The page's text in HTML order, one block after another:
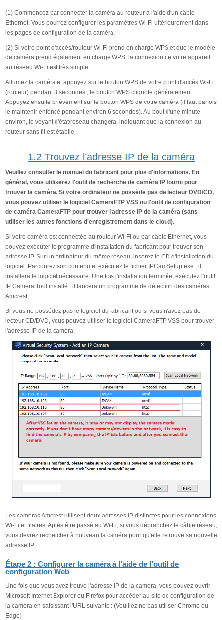
(1) Commencez par connecter la caméra au routeur à l'aide d'un câble
Ethernet. Vous pourrez configurer les paramètres Wi-Fi ultérieurement dans
les pages de configuration de la caméra.
(2) Si votre point d'accès/routeur Wi-Fi prend en charge WPS et que le modèle
de caméra prend également en charge WPS, la connexion de votre appareil
au réseau Wi-Fi est très simple:
Allumez la caméra et appuyez sur le bouton WPS de votre point d'accès Wi-Fi
(routeur) pendant 3 secondes ; le bouton WPS clignote généralement.
Appuyez ensuite brièvement sur le bouton WPS de votre caméra (il faut parfois
le maintenir enfoncé pendant environ 6 secondes). Au bout d'une minute
environ, le voyant d'état/réseau changera, indiquant que la connexion au
routeur sans fil est établie.
1.2 Trouvez l'adresse IP de la caméra
Veuillez consulter le manuel du fabricant pour plus d'informations. En
général, vous utiliserez l'outil de recherche de caméra IP fourni pour
trouver la caméra. Si votre ordinateur ne possède pas de lecteur DVD/CD,
vous pouvez utiliser le logiciel CameraFTP VSS ou l'outil de configuration
de caméra CameraFTP pour trouver l'adresse IP de la caméra (sans
utiliser les autres fonctions d'enregistrement dans le cloud).
Si votre caméra est connectée au routeur Wi-Fi ou par câble Ethernet, vous
pouvez exécuter le programme d'installation du fabricant pour trouver son
adresse IP. Sur un ordinateur du même réseau, insérez le CD d'installation du
logiciel. Parcourez son contenu et exécutez le fichier IPCamSetup.exe ; il
installera le logiciel nécessaire. Une fois l'installation terminée, exécutez l'outil
IP Camera Tool installé : il lancera un programme de détection des caméras
Amcrest.
Si vous ne possédez pas le logiciel du fabricant ou si vous n'avez pas de
lecteur CD/DVD, vous pouvez utiliser le logiciel CameraFTP VSS pour trouver
l'adresse IP de la caméra:
Les caméras Amcrest utilisent deux adresses IP distinctes pour les connexions
Wi-Fi et filaires. Après être passé au Wi-Fi, si vous débranchez le câble réseau,
vous devrez rechercher à nouveau la caméra pour qu'elle retrouve sa nouvelle
adresse IP.
Étape 2 : Configurer la caméra à l’aide de l’outil de
configuration Web
Une fois que vous avez trouvé l'adresse IP de la caméra, vous pouvez ouvrir
Microsoft Internet Explorer ou Firefox pour accéder au site de configuration de
la caméra en saisissant l'URL suivante : (Veuillez ne pas utiliser Chrome ou
Edge)